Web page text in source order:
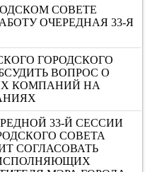
СОВЕТЕ
ОЧЕРЕДНАЯ 33-Я
ГОРОДСКОГО
ВОПРОС О
КОМПАНИЙ НА
33-Й СЕССИИ
СОВЕТА
СОГЛАСОВАТЬ